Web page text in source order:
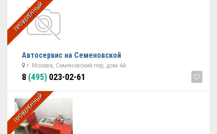
ПРОВЕРЕННЫЙ
Автосервис на Семеновской
г. Москва, Семеновский пер, дом 4А
8 (495) 023-02-61
ПРОВЕРЕННЫЙ